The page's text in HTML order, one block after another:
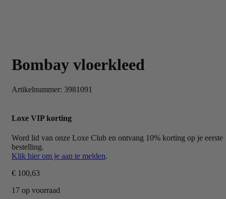
Bombay vloerkleed
Artikelnummer: 3981091
Loxe VIP korting
Word lid van onze Loxe Club en ontvang 10% korting op je eerste
bestelling.
Klik hier om je aan te melden.
€ 100,63
17 op voorraad